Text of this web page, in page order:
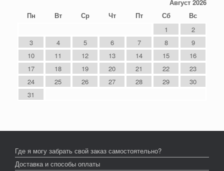
Август 2026
Пн
Вт Ср Чт Пт Сб
Вс
1
2
3
4 5 6 7 8
9
10
11 12 13 14 15
16
17
18 19 20 21 22
23
24
25 26 27 28 29
30
31
Где я могу забрать свой заказ самостоятельно?
Доставка и способы оплаты